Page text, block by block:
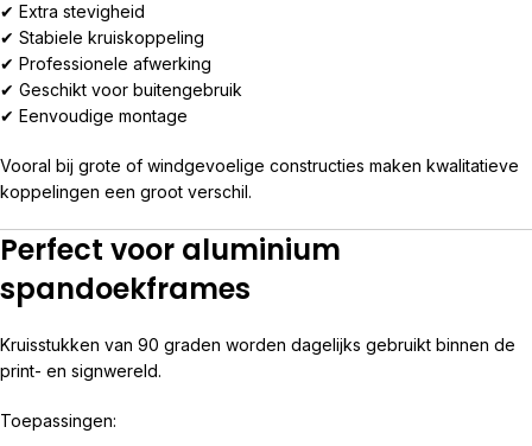
✔ Extra stevigheid
✔ Stabiele kruiskoppeling
✔ Professionele afwerking
✔ Geschikt voor buitengebruik
✔ Eenvoudige montage
Vooral bij grote of windgevoelige constructies maken kwalitatieve
koppelingen een groot verschil.
Perfect voor aluminium
spandoekframes
Kruisstukken van 90 graden worden dagelijks gebruikt binnen de
print- en signwereld.
Toepassingen: